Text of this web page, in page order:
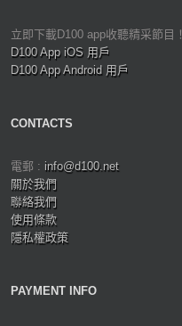
立即下載D100 app收聽精采節目！
D100 App iOS 用戶
D100 App Android 用戶
CONTACTS
電郵 : info@d100.net
關於我們
聯絡我們
使用條款
隱私權政策
PAYMENT INFO